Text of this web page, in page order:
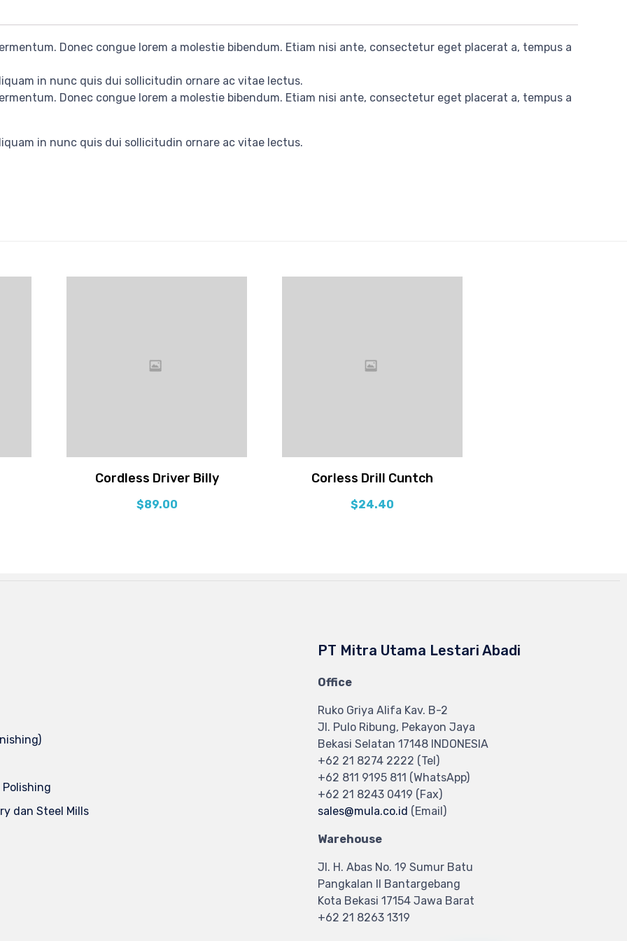
Donec congue lorem a molestie bibendum. Etiam nisi ante, consectetur eget placerat a, tempus a
in nunc quis dui sollicitudin ornare ac vitae lectus.
Donec congue lorem a molestie bibendum. Etiam nisi ante, consectetur eget placerat a, tempus a
in nunc quis dui sollicitudin ornare ac vitae lectus.
Cordless Driver Billy
$89.00
Corless Drill Cuntch
$24.40
dan Steel Mills
PT Mitra Utama Lestari Abadi
Office
Ruko Griya Alifa Kav. B-2
Jl. Pulo Ribung, Pekayon Jaya
Bekasi Selatan 17148 INDONESIA
+62 21 8274 2222 (Tel)
+62 811 9195 811 (WhatsApp)
+62 21 8243 0419 (Fax)
sales@mula.co.id (Email)
Warehouse
Jl. H. Abas No. 19 Sumur Batu
Pangkalan II Bantargebang
Kota Bekasi 17154 Jawa Barat
+62 21 8263 1319